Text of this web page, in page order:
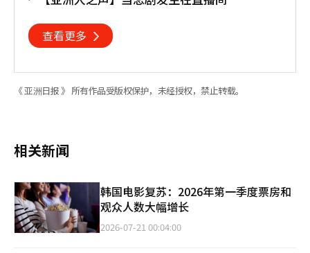
查看更多
《 亚洲日报 》 所有作品受版权保护，未经授权，禁止转载。
相关新闻
韩国电影复苏：2026年第一季度票房和
观众人数大幅增长
2026-07-21 00:04:00